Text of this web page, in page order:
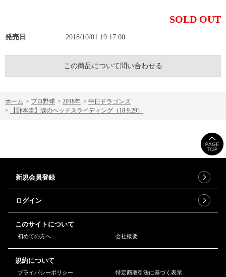
SOLD OUT
発売日 2018/10/01 19:17:00
この商品について問い合わせる
ホーム > プロ野球 > 2018年 > 中日ドラゴンズ
>
【野本圭】涙のヘッドスライディング（18.9.29）
新規会員登録
ログイン
このサイトについて
初めての方へ 会社概要
規約について
プライバシーポリシー 特定商取引法に基づく表示